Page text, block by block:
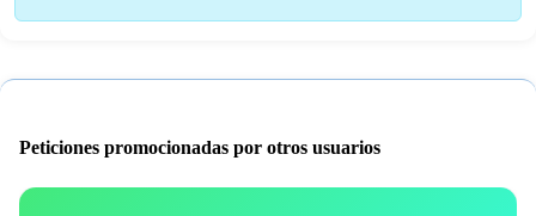
Peticiones promocionadas por otros usuarios